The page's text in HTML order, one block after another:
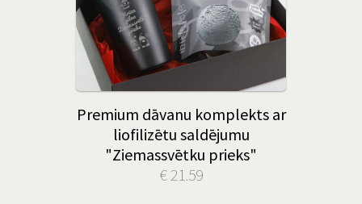
Premium dāvanu komplekts ar
liofilizētu saldējumu
"Ziemassvētku prieks"
€ 21.59